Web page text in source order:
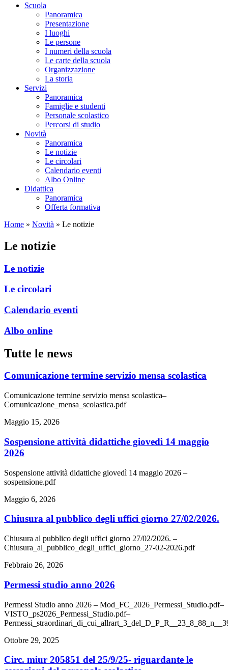
Scuola
Panoramica
Presentazione
I luoghi
Le persone
I numeri della scuola
Le carte della scuola
Organizzazione
La storia
Servizi
Panoramica
Famiglie e studenti
Personale scolastico
Percorsi di studio
Novità
Panoramica
Le notizie
Le circolari
Calendario eventi
Albo Online
Didattica
Panoramica
Offerta formativa
Home » Novità » Le notizie
Le notizie
Le notizie
Le circolari
Calendario eventi
Albo online
Tutte le news
comunicazione termine servizio mensa scolastica
Comunicazione termine servizio mensa scolastica–
Comunicazione_mensa_scolastica.pdf
Maggio 15, 2026
sospensione attività didattiche giovedì 14 maggio
2026
Sospensione attività didattiche giovedì 14 maggio 2026 –
sospensione.pdf
Maggio 6, 2026
chiusura al pubblico degli uffici giorno 27/02/2026.
Chiusura al pubblico degli uffici giorno 27/02/2026. –
Chiusura_al_pubblico_degli_uffici_giorno_27-02-2026.pdf
Febbraio 26, 2026
permessi studio anno 2026
Permessi Studio anno 2026 – Mod_FC_2026_Permessi_Studio.pdf–
VISTO_ps2026_Permessi_Studio.pdf–
Ottobre 29, 2025
circ. miur 205851 del 25/9/25- riguardante le